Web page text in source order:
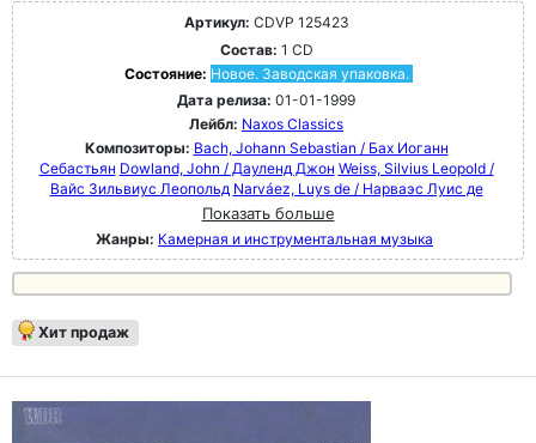
Артикул: CDVP 125423
Состав: 1 CD
Состояние: Новое. Заводская упаковка.
Дата релиза: 01-01-1999
Лейбл: Naxos Classics
Композиторы: Bach, Johann Sebastian / Бах Иоганн
Себастьян Dowland, John / Дауленд Джон Weiss, Silvius Leopold /
Вайс Зильвиус Леопольд Narváez, Luys de / Нарваэс Луис де
Показать больше
Жанры: Камерная и инструментальная музыка
Хит продаж